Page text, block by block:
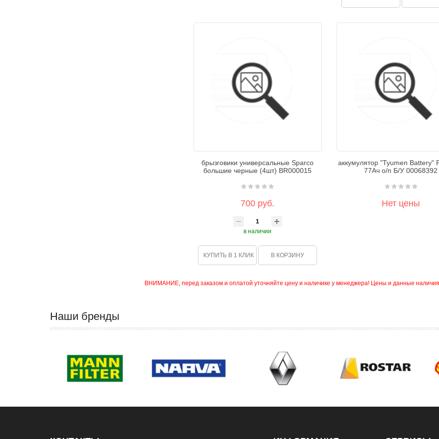
брызговики универсальные Sparco
большие черные (4шт) BR000015
700 руб.
в наличии
КУПИТЬ В 1 КЛИК В КОРЗИНУ
аккумулятор "Tyumen Battery"
77Ач о/п Б/У 00068392
Нет цены
ВНИМАНИЕ, перед заказом и оплатой уточняйте цену и наличике у менеджера! Цены и данные
Наши бренды